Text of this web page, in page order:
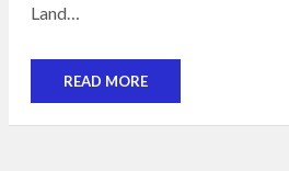
Land…
READ MORE